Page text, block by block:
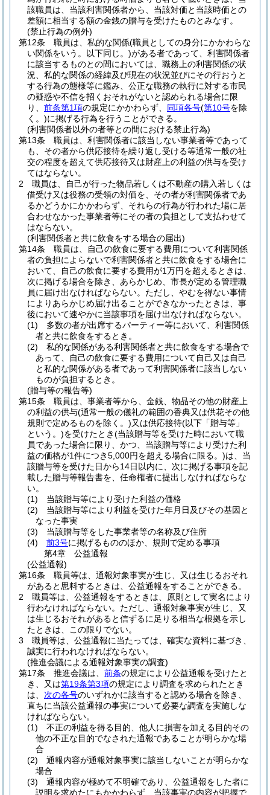
該職員は、当該利害関係者から、当該対価と当該時価との
差額に相当する額の金銭の贈与を受けたものとみなす。
(禁止行為の例外)
第12条
職員は、私的な関係(職員としての身分にかかわらな
い関係をいう。以下同じ。)がある者であって、利害関係者
に該当するものとの間においては、職務上の利害関係の状
況、私的な関係の経緯及び現在の状況並びにその行おうと
する行為の態様等に鑑み、公正な職務の執行に対する市民
の疑惑や不信を招くおそれがないと認められる場合に限
り、 前条第1項の規定にかかわらず、 同項各号(第10号を除
く。)に掲げる行為を行うことができる。
(利害関係者以外の者等との間における禁止行為)
第13条
職員は、利害関係者に該当しない事業者等であって
も、その者から供応接待を繰り返し受ける等通常一般の社
交の程度を超えて供応接待又は財産上の利益の供与を受け
てはならない。
2
職員は、自己が行った物品若しくは不動産の購入若しくは
借受け又は役務の受領の対価を、その者が利害関係者であ
るかどうかにかかわらず、それらの行為が行われた場に居
合わせなかった事業者等にその者の負担として支払わせて
はならない。
(利害関係者と共に飲食をする場合の届出)
第14条
職員は、自己の飲食に要する費用について利害関係
者の負担によらないで利害関係者と共に飲食をする場合に
おいて、自己の飲食に要する費用が1万円を超えるときは、
次に掲げる場合を除き、あらかじめ、市長が定める管理職
員に届け出なければならない。 ただし、やむを得ない事情
によりあらかじめ届け出ることができなかったときは、事
後において速やかに当該事項を届け出なければならない。
(1)
多数の者が出席するパーティー等において、利害関係
者と共に飲食をするとき。
(2)
私的な関係がある利害関係者と共に飲食をする場合で
あって、自己の飲食に要する費用について自己又は自己
と私的な関係がある者であって利害関係者に該当しない
ものが負担するとき。
(贈与等の報告等)
第15条
職員は、事業者等から、金銭、物品その他の財産上
の利益の供与(通常一般の儀礼の範囲の香典又は供花その他
規則で定めるものを除く。)又は供応接待(以下「贈与等」
という。)を受けたとき(当該贈与等を受けた時において職
員であった場合に限り、かつ、当該贈与等により受けた利
益の価格が1件につき5,000円を超える場合に限る。)は、当
該贈与等を受けた日から14日以内に、次に掲げる事項を記
載した贈与等報告書を、任命権者に提出しなければならな
い。
(1)
当該贈与等により受けた利益の価格
(2)
当該贈与等により利益を受けた年月日及びその基因と
なった事実
(3)
当該贈与等をした事業者等の名称及び住所
(4)
前3号に掲げるもののほか、規則で定める事項
第4章
公益通報
(公益通報)
第16条
職員等は、通報対象事実が生じ、又は生じるおそれ
があると思料するときは、公益通報をすることができる。
2
職員等は、公益通報をするときは、原則として実名により
行わなければならない。 ただし、通報対象事実が生じ、又
は生じるおそれがあると信ずるに足りる相当な根拠を示し
たときは、この限りでない。
3
職員等は、公益通報に当たっては、確実な資料に基づき、
誠実に行われなければならない。
(推進会議による通報対象事実の調査)
第17条
推進会議は、 前条の規定により公益通報を受けたと
き、又は第19条第3項の規定により調査を求められたとき
は、 次の各号のいずれかに該当すると認める場合を除き、
直ちに当該公益通報の事実について必要な調査を実施しな
ければならない。
(1)
不正の利益を得る目的、他人に損害を加える目的その
他の不正な目的でなされた通報であることが明らかな場
合
(2)
通報内容が通報対象事実に該当しないことが明らかな
場合
(3)
通報内容が極めて不明確であり、公益通報をした者に
説明を求めたにもかかわらず、当該事実の内容が把握で